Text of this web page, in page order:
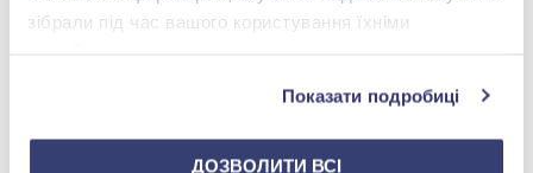
зібрали під час вашого користування їхніми
Показати подробиці
ДОЗВОЛИТИ ВСІ